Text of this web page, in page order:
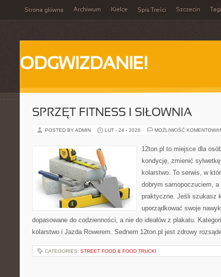
Strona główna Archiwum Kielce Spis Treści Szczecin Tagi
ODGWIZDANIE!
SPRZĘT FITNESS I SIŁOWNIA
POSTED BY ADMIN LUT - 24 - 2026 MOŻLIWOŚĆ
12ton.pl to miejsce dla
kondycję, zmienić
kolarstwo. To serwis, w
dobrym samopoczuciem,
praktyczne. Jeśli szukasz
uporządkować swoje
dopasowane do codzienności, a nie do ideałów z plakatu.
kolarstwo i Jazda Rowerem. Sednem 12ton.pl jest zdrowy
CATEGORIES: STREET FOOD & FOOD TRUCKI